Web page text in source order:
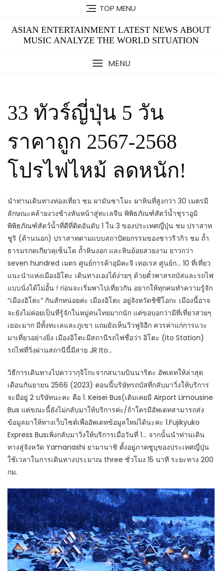
content
TOP MENU
ASIAN ENTERTAINMENT LATEST NEWS ABOUT
MUSIC ANALYZE THE WORLD SITUATION
MENU
33 ทัวร์ญี่ปุ่น 5 วัน
ราคาถูก 2567-2568
โปรไฟไหม้ ลดหนัก!
นำท่านเดินทางท่องเที่ยว ชม ผามันซาโมะ ผาหินที่สูงกว่า 30 เมตรมี
ลักษณะคล้ายงวงช้างหันหน้าสู่ทะเลจีน พิพิธภัณฑ์สัตว์น้ำชุราอูมิ
พิพิธภัณฑ์สัตว์น้ำที่ดีที่ติดอันดับ 1 ใน 3 ของประเทศญี่ปุ่น ชม ปราสาท
ชูริ (ด้านนอก) ปราสาทตามแบบสถาปัตยกรรมของชาวริวกิว ชม ถ้ำ
ธารมรกตเกียวคุเซ็นโด ถ้ำหินงอก และหินย้อยสวยงาม ยาวกว่า
seven hundred เมตร ศูนย์การค้าอุมิคะจิ เทอเรส ศูนย์ก… 10 ที่เที่ยว
แนะนำแห่งเมืองอิโตะ เดินทางเองได้ง่ายๆ ด้วยตั๋วพาสรถบัสและรถไฟ
แบบนั่งได้ไม่อั้น ! ก่อนจะเริ่มพาไปเที่ยวกัน อยากให้ทุกคนทำความรู้จัก
“เมืองอิโตะ” กันสักหน่อยค่ะ เมืองอิโตะ อยู่จังหวัดชิซึโอกะ เมืองนี้อาจ
จะยังไม่ค่อยเป็นที่รู้จักในหมู่คนไทยมากนัก แต่ขอบอกว่ามีที่เที่ยวสวยๆ
เยอะมาก มีทั้งทะเลและภูเขา แถมยังเห็นวิวฟูจิอีก ควรค่าแก่การแวะ
มาเที่ยวอย่างยิ่ง เมืองอิโตะมีสถานีรถไฟชื่อว่า อิโตะ (Ito Station)
รถไฟที่วิ่งผ่านสถานีนี้มีสาย JR Ito…
วิธีการเดินทางไปคาวากุจิโกะจากสนามบินนาริตะ อัพเดทให้ล่าสุด
เดือนกันยายน 2566 (2023) ตอนนี้บริษัทรถบัสที่กลับมาวิ่งให้บริการ
จะมีอยู่ 2 บริษัทนะคะ คือ 1. Keisei Bus(เดิมเคยมี Airport Limousine
Bus แต่ขณะนี้ยังไม่กลับมาให้บริการค่ะ/ถ้าใครมีอัพเดทสามารถส่ง
ข้อมูลมาให้ทางเว็บไซต์เพื่ออัพเดทข้อมูลใหม่ได้นะคะ 1.Fujikyuko
Express Busเพิ่งกลับมาวิ่งให้บริการเมื่อวันที่ 1… จากนั้นนำท่านเดิน
ทางสู่จังหวัด Yamanashi ยามานาชิ ตั้งอยู่ภาคชูบุของประเทศญี่ปุ่น
ใช้เวลาในการเดินทางประมาณ three ชั่วโมง 15 นาที ระยะทาง 200
กม.